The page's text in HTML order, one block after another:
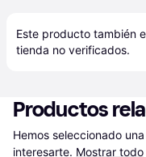
Este producto también
tienda no verificados.
Productos
Hemos seleccionado
interesarte. Mostrar todo